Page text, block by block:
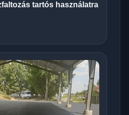
tartós használatra